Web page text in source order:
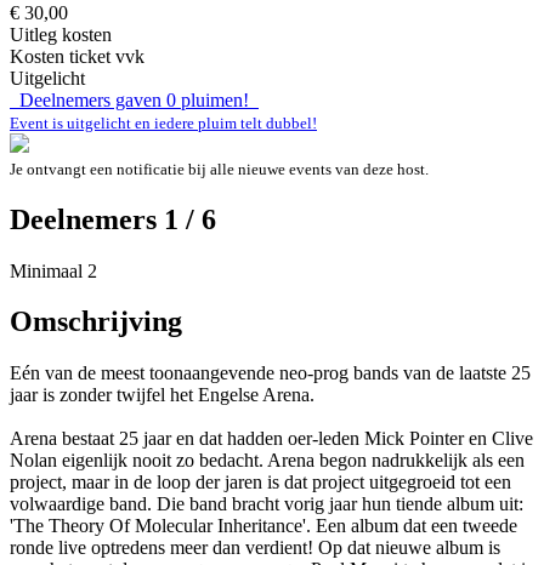
€ 30,00
Uitleg kosten
Kosten ticket vvk
Uitgelicht
Deelnemers gaven 0 pluimen!
Event is uitgelicht en iedere pluim telt dubbel!
Je ontvangt een notificatie bij alle nieuwe events van deze host.
Deelnemers 1 / 6
Minimaal 2
Omschrijving
Eén van de meest toonaangevende neo-prog bands van de laatste 25
jaar is zonder twijfel het Engelse Arena.
Arena bestaat 25 jaar en dat hadden oer-leden Mick Pointer en Clive
Nolan eigenlijk nooit zo bedacht. Arena begon nadrukkelijk als een
project, maar in de loop der jaren is dat project uitgegroeid tot een
volwaardige band. Die band bracht vorig jaar hun tiende album uit:
'The Theory Of Molecular Inheritance'. Een album dat een tweede
ronde live optredens meer dan verdient! Op dat nieuwe album is